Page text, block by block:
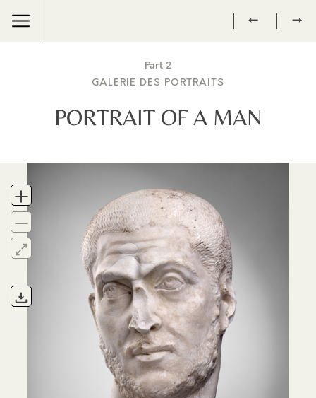
← →
Part 2
GALERIE DES PORTRAITS
PORTRAIT OF A MAN